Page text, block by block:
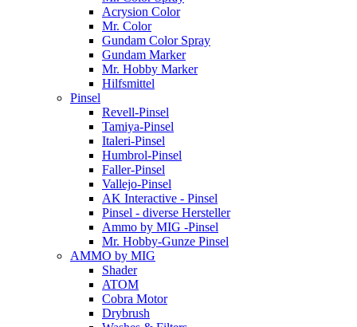
Acrysion Color
Mr. Color
Gundam Color Spray
Gundam Marker
Mr. Hobby Marker
Hilfsmittel
Pinsel
Revell-Pinsel
Tamiya-Pinsel
Italeri-Pinsel
Humbrol-Pinsel
Faller-Pinsel
Vallejo-Pinsel
AK Interactive - Pinsel
Pinsel - diverse Hersteller
Ammo by MIG -Pinsel
Mr. Hobby-Gunze Pinsel
AMMO by MIG
Shader
ATOM
Cobra Motor
Drybrush